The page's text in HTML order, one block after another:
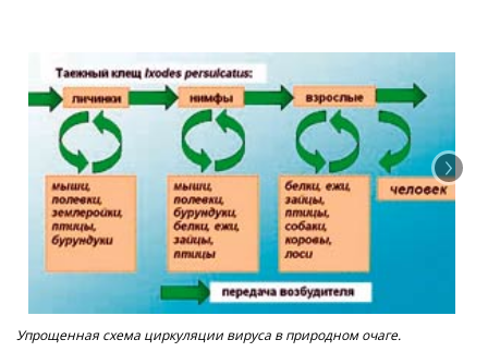
Упрощенная схема циркуляции вируса в природном очаге.